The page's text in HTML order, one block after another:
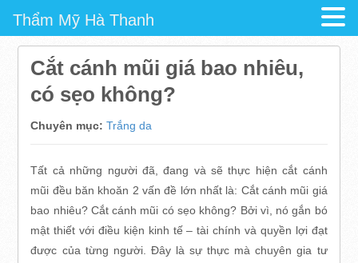
Cắt cánh mũi giá bao nhiêu,
có sẹo không?
Chuyên mục: Trắng da
Tất cả những người đã, đang và sẽ thực hiện cắt cánh
mũi đều băn khoăn 2 vấn đề lớn nhất là: Cắt cánh mũi giá
bao nhiêu? Cắt cánh mũi có sẹo không? Bởi vì, nó gắn bó
mật thiết với điều kiện kinh tế – tài chính và quyền lợi đạt
được của từng người. Đây là sự thực mà chuyên gia tư
Thẩm Mỹ Hà Thanh